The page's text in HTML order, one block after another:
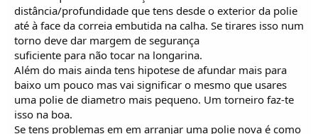
distância/profundidade que tens desde o exterior da polie
até à face da correia embutida na calha. Se tirares isso num
torno deve dar margem de segurança
suficiente para não tocar na longarina.
Além do mais ainda tens hipotese de afundar mais para
baixo um pouco mas vai significar o mesmo que usares
uma polie de diametro mais pequeno. Um torneiro faz-te
isso na boa.
Se tens problemas em em arranjar uma polie nova é como